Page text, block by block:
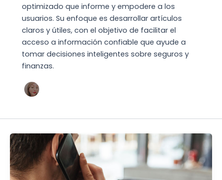
optimizado que informe y empodere a los
usuarios. Su enfoque es desarrollar artículos
claros y útiles, con el objetivo de facilitar el
acceso a información confiable que ayude a
tomar decisiones inteligentes sobre seguros y
finanzas.